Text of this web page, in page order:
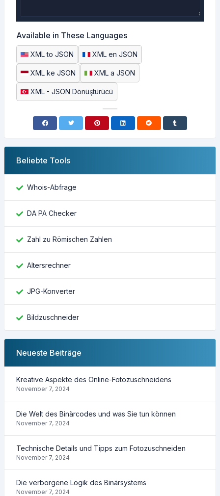
Available in These Languages
XML to JSON XML en JSON
XML ke JSON XML a JSON
XML - JSON Dönüştürücü
Beliebte Tools
Whois-Abfrage
DA PA Checker
Zahl zu Römischen Zahlen
Altersrechner
JPG-Konverter
Bildzuschneider
Neueste Beiträge
Kreative Aspekte des Online-Fotozuschneidens
November 7, 2024
Die Welt des Binärcodes und was Sie tun können
November 7, 2024
Technische Details und Tipps zum Fotozuschneiden
November 7, 2024
Die verborgene Logik des Binärsystems
November 7, 2024